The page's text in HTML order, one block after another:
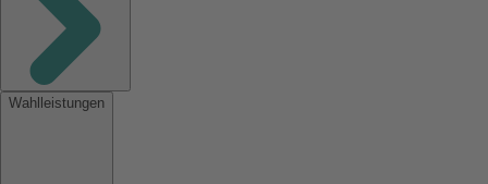
Wahlleistungen